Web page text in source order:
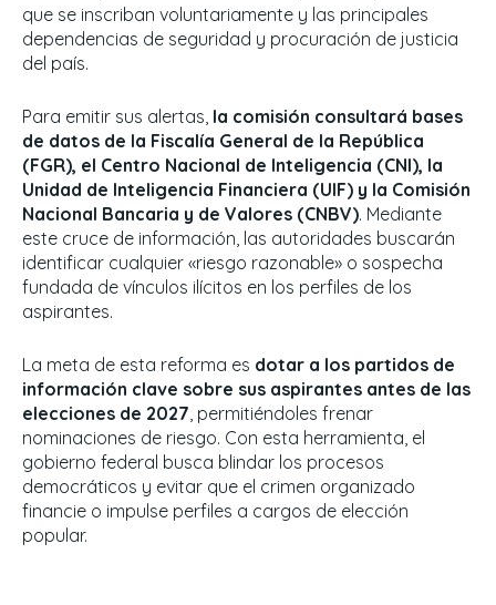
que se inscriban voluntariamente y las principales
dependencias de seguridad y procuración de justicia
del país.
Para emitir sus alertas, la comisión consultará bases
de datos de la Fiscalía General de la República
(FGR), el Centro Nacional de Inteligencia (CNI), la
Unidad de Inteligencia Financiera (UIF) y la Comisión
Nacional Bancaria y de Valores (CNBV). Mediante
este cruce de información, las autoridades buscarán
identificar cualquier «riesgo razonable» o sospecha
fundada de vínculos ilícitos en los perfiles de los
aspirantes.
La meta de esta reforma es dotar a los partidos de
información clave sobre sus aspirantes antes de las
elecciones de 2027 , permitiéndoles frenar
nominaciones de riesgo. Con esta herramienta, el
gobierno federal busca blindar los procesos
democráticos y evitar que el crimen organizado
financie o impulse perfiles a cargos de elección
popular.